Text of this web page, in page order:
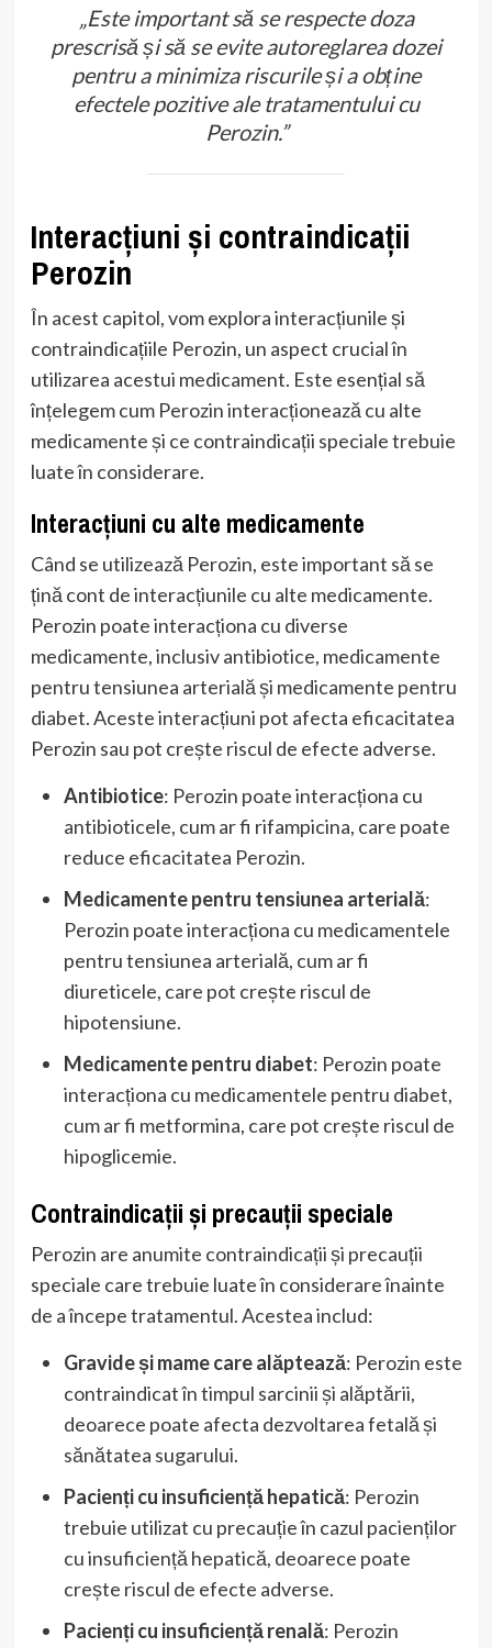
„Este important să se respecte doza
prescrisă și să se evite autoreglarea dozei
pentru a minimiza riscurile și a obține
efectele pozitive ale tratamentului cu
Perozin.”
Interacțiuni și contraindicații
Perozin
În acest capitol, vom explora interacțiunile și
contraindicațiile Perozin, un aspect crucial în
utilizarea acestui medicament. Este esențial să
înțelegem cum Perozin interacționează cu alte
medicamente și ce contraindicații speciale trebuie
luate în considerare.
Interacțiuni cu alte medicamente
Când se utilizează Perozin, este important să se
țină cont de interacțiunile cu alte medicamente.
Perozin poate interacționa cu diverse
medicamente, inclusiv antibiotice, medicamente
pentru tensiunea arterială și medicamente pentru
diabet. Aceste interacțiuni pot afecta eficacitatea
Perozin sau pot crește riscul de efecte adverse.
Antibiotice: Perozin poate interacționa cu
antibioticele, cum ar fi rifampicina, care poate
reduce eficacitatea Perozin.
Medicamente pentru tensiunea arterială:
Perozin poate interacționa cu medicamentele
pentru tensiunea arterială, cum ar fi
diureticele, care pot crește riscul de
hipotensiune.
Medicamente pentru diabet: Perozin poate
interacționa cu medicamentele pentru diabet,
cum ar fi metformina, care pot crește riscul de
hipoglicemie.
Contraindicații și precauții speciale
Perozin are anumite contraindicații și precauții
speciale care trebuie luate în considerare înainte
de a începe tratamentul. Acestea includ:
Gravide și mame care alăptează: Perozin este
contraindicat în timpul sarcinii și alăptării,
deoarece poate afecta dezvoltarea fetală și
sănătatea sugarului.
Pacienți cu insuficiență hepatică: Perozin
trebuie utilizat cu precauție în cazul pacienților
cu insuficiență hepatică, deoarece poate
crește riscul de efecte adverse.
Pacienți cu insuficiență renală: Perozin